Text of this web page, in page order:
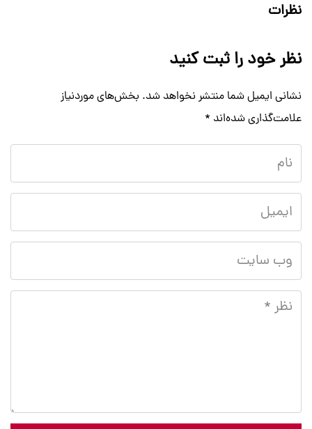
نظرات
نظر خود را ثبت کنید
نشانی ایمیل شما منتشر نخواهد شد. بخش‌های موردنیاز
علامت‌گذاری شده‌اند *